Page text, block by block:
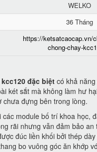
WELKO
36 Tháng
https://ketsatcaocap.vn/
chong-chay-
đặc biệt có khả
két sắt mà không làm hư
chưa đựng bên trong lòng.
module bố trí khoa học,
rãi nhưng vẫn đảm bảo an
đúc liền khối bởi thép
bo vuông góc ăn khớp